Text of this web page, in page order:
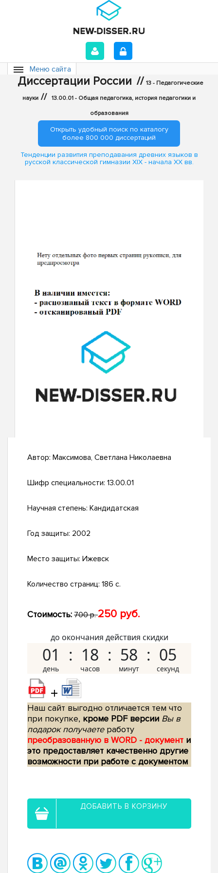
Меню сайта
Диссертации России // 13 - Педагогические
науки // 13.00.01 - Общая педагогика, история педагогики и
образования
Открыть удобный поиск по каталогу
более 800 000 диссертаций
Тенденции развития преподавания древних языков в
русской классической гимназии XIX - начала XX вв.
Автор: Максимова, Светлана Николаевна
Шифр специальности: 13.00.01
Научная степень: Кандидатская
Год защиты: 2002
Место защиты: Ижевск
Количество страниц: 186 с.
Стоимость: 700 р.250 руб.
до окончания действия скидки
01 18 58 04
+
Наш сайт выгодно отличается тем что
при покупке, кроме PDF версии Вы в
подарок получаетеработу
преобразованную в WORD - документ и
это предоставляет качественно другие
возможности при работе с документом
ДОБАВИТЬ В КОРЗИНУ